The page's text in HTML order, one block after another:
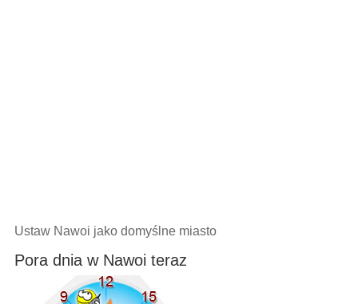
Ustaw Nawoi jako domyślne miasto
Pora dnia w Nawoi teraz